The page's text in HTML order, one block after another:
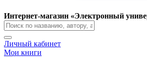
Интернет-магазин «Электронный
Личный кабинет
Мои книги